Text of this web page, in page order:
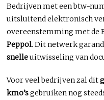
Bedrijven met een btw-
uitsluitend elektronisch
overeenstemming met de
Peppol. Dit netwerk
snelleuitwisseling van
Voor veel bedrijven zal dit
kmo’sgebruiken nog